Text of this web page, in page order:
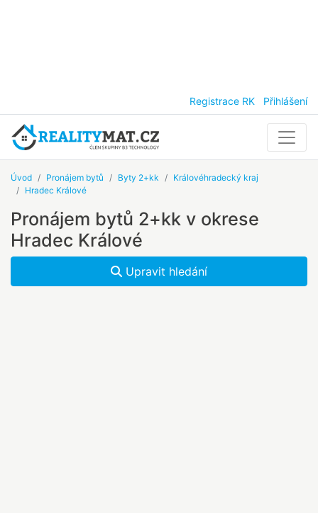
Registrace RK Přihlášení
Úvod Pronájem bytů Byty 2+kk
Královéhradecký kraj
Hradec Králové
Pronájem bytů 2+kk v okrese
Hradec Králové
Upravit hledání